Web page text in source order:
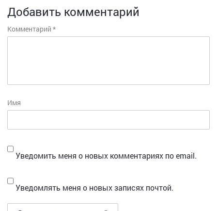
Добавить комментарий
Комментарий *
Имя
Уведомить меня о новых комментариях по email.
Уведомлять меня о новых записях почтой.